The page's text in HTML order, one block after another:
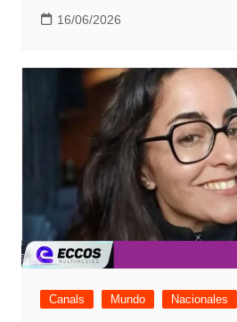
16/06/2026
Canals Mundo Nacionales